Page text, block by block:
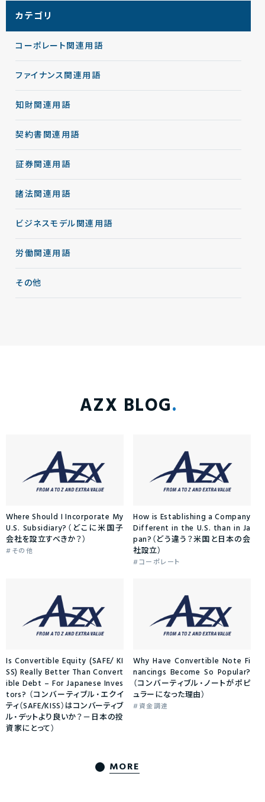
カテゴリ
コーポレート関連用語
ファイナンス関連用語
知財関連用語
契約書関連用語
証券関連用語
諸法関連用語
ビジネスモデル関連用語
労働関連用語
その他
AZX BLOG
Where Should I Incorporate My
U.S. Subsidiary?（どこに米国子
会社を設立すべきか？）
その他
How is Establishing a Company
Different in the U.S. than in Ja
pan?（どう違う？米国と日本の会
社設立）
コーポレート
Is Convertible Equity (SAFE/ KI
SS) Really Better Than Convert
ible Debt – For Japanese Inves
tors? （コンバーティブル・エクイ
ティ（SAFE/KISS）はコンバーティブ
ル・デットより良いか？－日本の投
資家にとって）
Why Have Convertible Note Fi
nancings Become So Popular?
（コンバーティブル・ノートがポピ
ュラーになった理由）
資金調達
MORE